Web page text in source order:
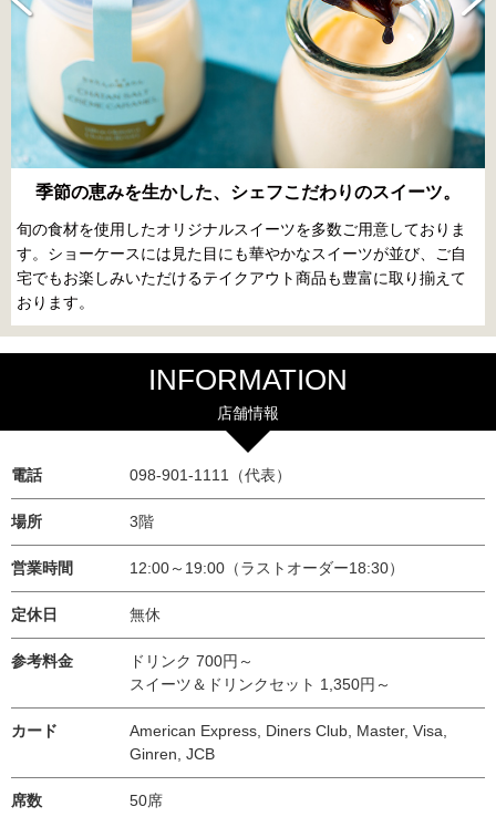
季節の恵みを生かした、シェフこだわりのスイーツ。
旬の食材を使用したオリジナルスイーツを多数ご用意しておりま
す。ショーケースには見た目にも華やかなスイーツが並び、ご自
宅でもお楽しみいただけるテイクアウト商品も豊富に取り揃えて
おります。
INFORMATION
店舗情報
電話 098-901-1111（代表）
場所 3階
営業時間 12:00～19:00（ラストオーダー18:30）
定休日 無休
参考料金
ドリンク 700円～
スイーツ＆ドリンクセット 1,350円～
カード
American Express, Diners Club, Master, Visa,
Ginren, JCB
席数 50席